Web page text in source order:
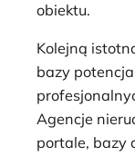
obiektu.
Kolejną
bazy
Agencje
portale, bazy